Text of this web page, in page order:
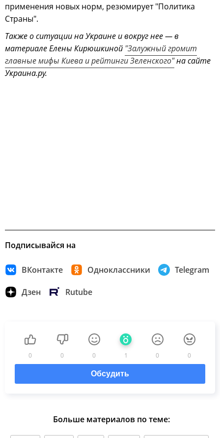
применения новых норм, резюмирует "Политика
Страны".
Также о ситуации на Украине и вокруг нее — в
материале Елены Кирюшкиной "Залужный громит
главные мифы Киева и рейтинги Зеленского"на сайте
Украина.ру.
Подписывайся на
ВКонтакте Одноклассники Telegram
Дзен Rutube
0 0 0 1 0 0
Обсудить
Больше материалов по теме: